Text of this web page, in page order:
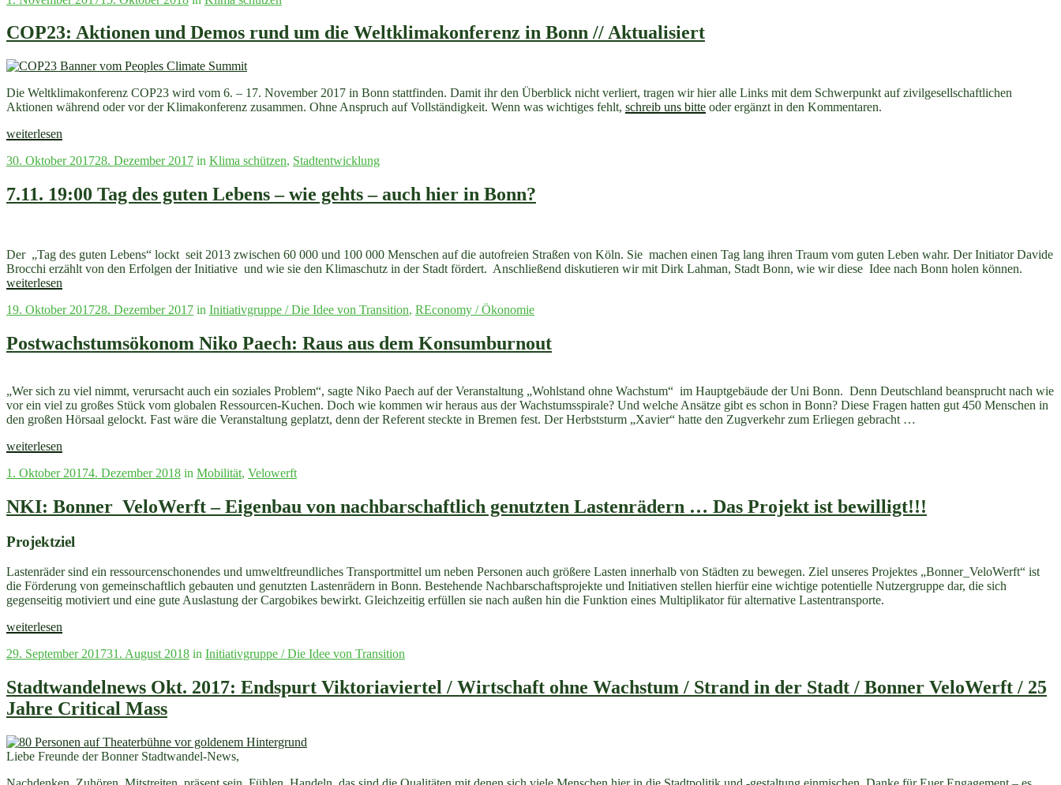
Diskutieren
und
COP23: Aktionen und Demos rund um die Weltklimakonferenz in Bonn // Aktualisiert
Die Weltklimakonferenz COP23 wird vom 6. – 17. November 2017 in Bonn stattfinden. Damit ihr den Überblick nicht verliert, tragen wir hier alle Links mit dem Schwerpunkt auf zivilgesellschaftlichen
Aktionen während oder vor der Klimakonferenz zusammen. Ohne Anspruch auf Vollständigkeit. Wenn was wichtiges fehlt, schreib uns bitte oder ergänzt in den Kommentaren.
„COP23:
und
rund
um
Bonn
//
Aktualisiert“
weiterlesen
Veröffentlicht
30. Oktober 201728. Dezember 2017 in Klima schützen, Stadtentwicklung
7.11. 19:00 Tag des guten Lebens – wie gehts – auch hier in Bonn?
Der „Tag des guten Lebens“ lockt seit 2013 zwischen 60 000 und 100 000 Menschen auf die autofreien Straßen von Köln. Sie machen einen Tag lang ihren Traum vom guten Leben wahr. Der Initiator Davide
Brocchi erzählt von den Erfolgen der Initiative und wie sie den Klimaschutz in der Stadt fördert. Anschließend diskutieren wir mit Dirk Lahman, Stadt Bonn, wie wir diese Idee nach Bonn holen können.
–
auch
weiterlesen
Veröffentlicht
19. Oktober 201728. Dezember 2017 in Initiativgruppe / Die Idee von Transition, REconomy / Ökonomie
Postwachstumsökonom Niko Paech: Raus aus dem Konsumburnout
„Wer sich zu viel nimmt, verursacht auch ein soziales Problem“, sagte Niko Paech auf der Veranstaltung „Wohlstand ohne Wachstum“ im Hauptgebäude der Uni Bonn. Denn Deutschland beansprucht nach wie
vor ein viel zu großes Stück vom globalen Ressourcen-Kuchen. Doch wie kommen wir heraus aus der Wachstumsspirale? Und welche Ansätze gibt es schon in Bonn? Diese Fragen hatten gut 450 Menschen in
den großen Hörsaal gelockt. Fast wäre die Veranstaltung geplatzt, denn der Referent steckte in Bremen fest. Der Herbststurm „Xavier“ hatte den Zugverkehr zum Erliegen gebracht …
„Postwachstumsökonom
Paech:
aus
dem
weiterlesen
Veröffentlicht
1. Oktober 20174. Dezember 2018 in Mobilität, Velowerft
NKI: Bonner_VeloWerft – Eigenbau von nachbarschaftlich genutzten Lastenrädern … Das Projekt ist bewilligt!!!
Projektziel
Lastenräder sind ein ressourcenschonendes und umweltfreundliches Transportmittel um neben Personen auch größere Lasten innerhalb von Städten zu bewegen. Ziel unseres Projektes „Bonner_VeloWerft“ ist
die Förderung von gemeinschaftlich gebauten und genutzten Lastenrädern in Bonn. Bestehende Nachbarschaftsprojekte und Initiativen stellen hierfür eine wichtige potentielle Nutzergruppe dar, die sich
gegenseitig motiviert und eine gute Auslastung der Cargobikes bewirkt. Gleichzeitig erfüllen sie nach außen hin die Funktion eines Multiplikator für alternative Lastentransporte.
„NKI:
–
von
nachbarschaftlich
genutzten
…
Das
weiterlesen
Veröffentlicht
29. September 201731. August 2018 in Initiativgruppe / Die Idee von Transition
Stadtwandelnews Okt. 2017: Endspurt Viktoriaviertel / Wirtschaft ohne Wachstum / Strand in der Stadt / Bonner VeloWerft / 25
Jahre Critical Mass
Liebe Freunde der Bonner Stadtwandel-News,